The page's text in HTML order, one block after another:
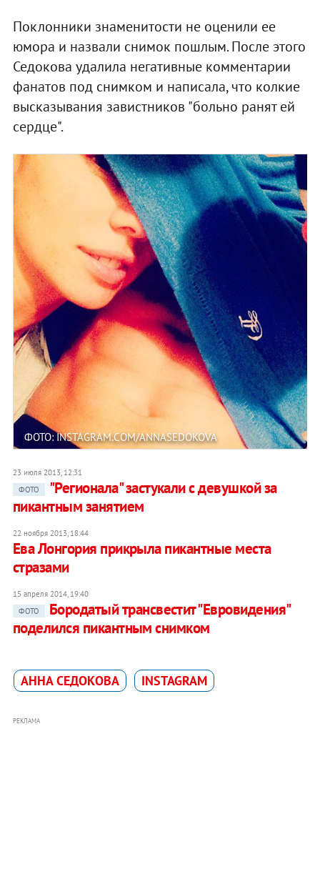
Поклонники знаменитости не оценили ее
юмора и назвали снимок пошлым. После этого
Седокова удалила негативные комментарии
фанатов под снимком и написала, что колкие
высказывания завистников "больно ранят ей
сердце".
ФОТО: INSTAGRAM.COM/ANNASEDOKOVA
23 июля 2013, 12:31
ФОТО
"Регионала" застукали с девушкой за
пикантным занятием
22 ноября 2013, 18:44
Ева Лонгория прикрыла пикантные места
стразами
15 апреля 2014, 19:40
ФОТО
Бородатый трансвестит "Евровидения"
поделился пикантным снимком
АННА СЕДОКОВА INSTAGRAM
РЕКЛАМА